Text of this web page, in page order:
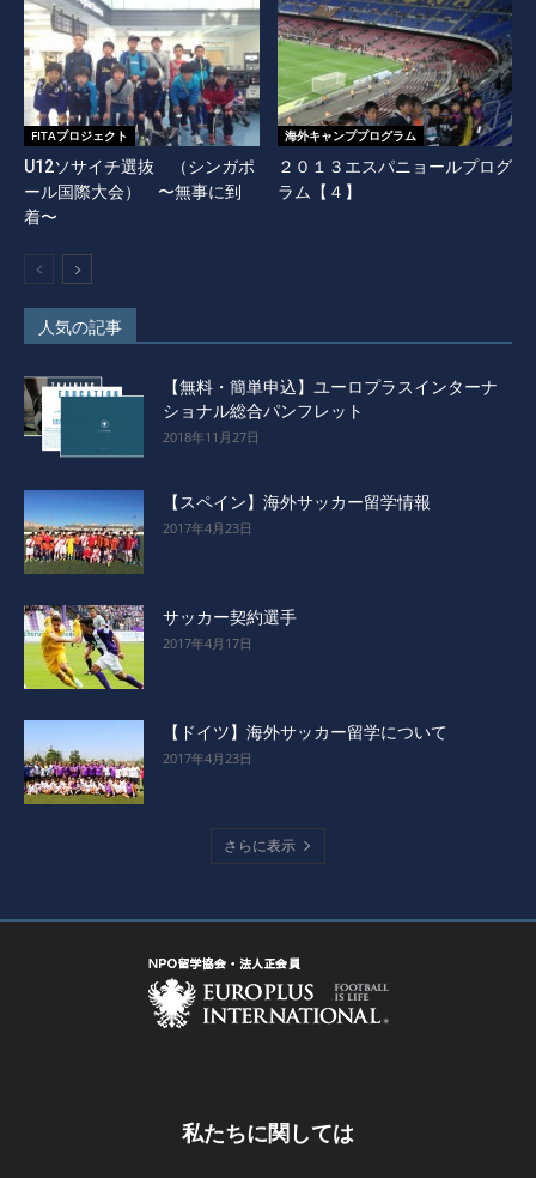
FITAプロジェクト
U12ソサイチ選抜 （シンガポ
ール国際大会） 〜無事に到
着〜
海外キャンププログラム
２０１３エスパニョールプログ
ラム【４】
人気の記事
【無料・簡単申込】ユーロプラスインターナ
ショナル総合パンフレット
2018年11月27日
【スペイン】海外サッカー留学情報
2017年4月23日
サッカー契約選手
2017年4月17日
【ドイツ】海外サッカー留学について
2017年4月23日
さらに表示
私たちに関しては